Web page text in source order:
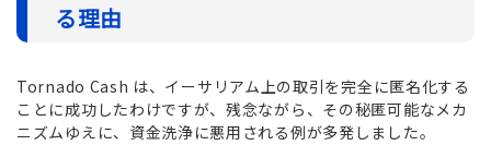
る理由
Tornado Cash は、イーサリアム上の取引を完全に匿名化する
ことに成功したわけですが、残念ながら、その秘匿可能なメカ
ニズムゆえに、資金洗浄に悪用される例が多発しました。